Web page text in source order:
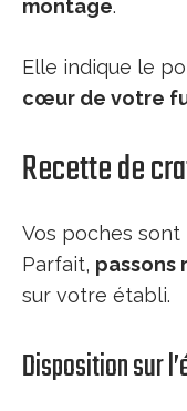
montage.
Elle indique le
cœur de votre
Recette de
Vos poches
Parfait, passons
sur votre établi.
Disposition sur